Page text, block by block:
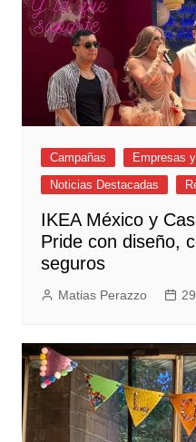
Campañas
Empresas
Noticias Destacadas
IKEA México y
Pride con diseño,
seguros
Matias Perazzo